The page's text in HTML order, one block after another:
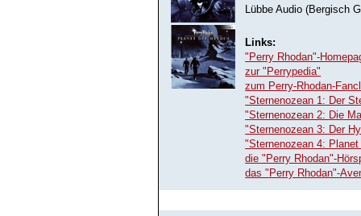
Lübbe Audio (Bergisch
Links:
"Perry Rhodan"-
zur "Perrypedia"
zum Perry-Rhodan-
"Sternenozean 1: Der
"Sternenozean 2: Die
"Sternenozean 3: Der
"Sternenozean 4:
die "Perry Rhodan"-
das "Perry Rhodan"-